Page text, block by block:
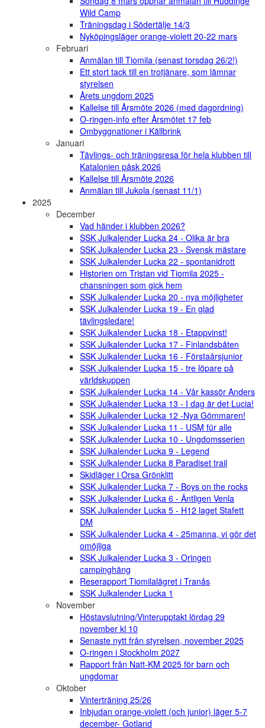
Wild Camp
Träningsdag i Södertälje 14/3
Nyköpingsläger orange-violett 20-22 mars
Februari
Anmälan till Tiomila (senast torsdag 26/2!)
Ett stort tack till en trotjänare, som lämnar
styrelsen
Årets ungdom 2025
Kallelse till Årsmöte 2026 (med dagordning)
O-ringen-info efter Årsmötet 17 feb
Ombyggnationer i Källbrink
Januari
Tävlings- och träningsresa för hela klubben till
Katalonien påsk 2026
Kallelse till Årsmöte 2026
Anmälan till Jukola (senast 11/1)
2025
December
Vad händer i klubben 2026?
SSK Julkalender Lucka 24 - Olika är bra
SSK Julkalender Lucka 23 - Svensk mästare
SSK Julkalender Lucka 22 - spontanidrott
Historien om Tristan vid Tiomila 2025 -
chansningen som gick hem
SSK Julkalender Lucka 20 - nya möjligheter
SSK Julkalender Lucka 19 - En glad
tävlingsledare!
SSK Julkalender Lucka 18 - Etappvinst!
SSK Julkalender Lucka 17 - Finlandsbåten
SSK Julkalender Lucka 16 - Förstaårsjunior
SSK Julkalender Lucka 15 - tre löpare på
världskuppen
SSK Julkalender Lucka 14 - Vår kassör Anders
SSK Julkalender Lucka 13 - I dag är det Lucia!
SSK Julkalender Lucka 12 -Nya Gömmaren!
SSK Julkalender Lucka 11 - USM für alle
SSK Julkalender Lucka 10 - Ungdomsserien
SSK Julkalender Lucka 9 - Legend
SSK Julkalender Lucka 8 Paradiset trail
Skidläger i Orsa Grönklitt
SSK Julkalender Lucka 7 - Boys on the rocks
SSK Julkalender Lucka 6 - Äntligen Venla
SSK Julkalender Lucka 5 - H12 laget Stafett
DM
SSK Julkalender Lucka 4 - 25manna, vi gör det
omöjliga
SSK Julkalender Lucka 3 - Oringen
campinghäng
Reserapport Tiomilalägret i Tranås
SSK Julkalender Lucka 1
November
Höstavslutning/Vinterupptakt lördag 29
november kl 10
Senaste nytt från styrelsen, november 2025
O-ringen i Stockholm 2027
Rapport från Natt-KM 2025 för barn och
ungdomar
Oktober
Vinterträning 25/26
Inbjudan orange-violett (och junior) läger 5-7
december- Gotland